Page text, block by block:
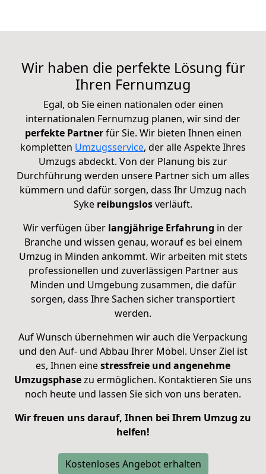
Wir haben die perfekte Lösung für
Ihren Fernumzug
Egal, ob Sie einen nationalen oder einen
internationalen Fernumzug planen, wir sind der
perfekte Partnerfür Sie. Wir bieten Ihnen einen
kompletten Umzugsservice, der alle Aspekte Ihres
Umzugs abdeckt. Von der Planung bis zur
Durchführung werden unsere Partner sich um alles
kümmern und dafür sorgen, dass Ihr Umzug nach
Syke reibungslosverläuft.
Wir verfügen über langjährige Erfahrung in der
Branche und wissen genau, worauf es bei einem
Umzug in Minden ankommt. Wir arbeiten mit stets
professionellen und zuverlässigen Partner aus
Minden und Umgebung zusammen, die dafür
sorgen, dass Ihre Sachen sicher transportiert
werden.
Auf Wunsch übernehmen wir auch die Verpackung
und den Auf- und Abbau Ihrer Möbel. Unser Ziel ist
es, Ihnen einestressfreie und angenehme
Umzugsphasezu ermöglichen. Kontaktieren Sie uns
noch heute und lassen Sie sich von uns beraten.
Wir freuen uns darauf, Ihnen bei Ihrem Umzug zu
helfen!
Kostenloses Angebot erhalten